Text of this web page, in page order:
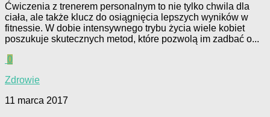
Ćwiczenia z trenerem personalnym to nie tylko chwila dla
ciała, ale także klucz do osiągnięcia lepszych wyników w
fitnessie. W dobie intensywnego trybu życia wiele kobiet
poszukuje skutecznych metod, które pozwolą im zadbać o...
0
Zdrowie
11 marca 2017